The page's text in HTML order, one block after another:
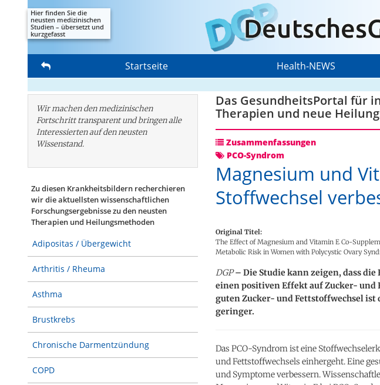
Hier finden Sie die
neusten medizinischen
Studien – übersetzt und
kurzgefasst
Startseite Health-NEWS
Wir machen den medizinischen
Fortschritt transparent und bringen alle
Interessierten auf den neusten
Wissenstand.
Zu diesen Krankheitsbildern recherchieren
wir die aktuellsten wissenschaftlichen
Forschungs­ergebnisse zu den neusten
Therapien und Heilungsmethoden
Adipositas / Übergewicht
Arthritis / Rheuma
Asthma
Brustkrebs
Chronische Darmentzündung
COPD
Das GesundheitsPortal für
Therapien und neue
Zusammenfassungen
PCO-Syndrom
Magnesium und
Stoffwechsel
Original Titel:
The Effect of Magnesium and Vitamin E Co-
Metabolic Risk in Women with Polycystic Ovary
DGP– Die Studie kann zeigen, dass
einen positiven Effekt auf Zucker- und
guten Zucker- und Fettstoffwechsel ist
geringer.
Das PCO-Syndrom ist eine
und Fettstoffwechsels einhergeht. Eine
und Symptome verbessern.